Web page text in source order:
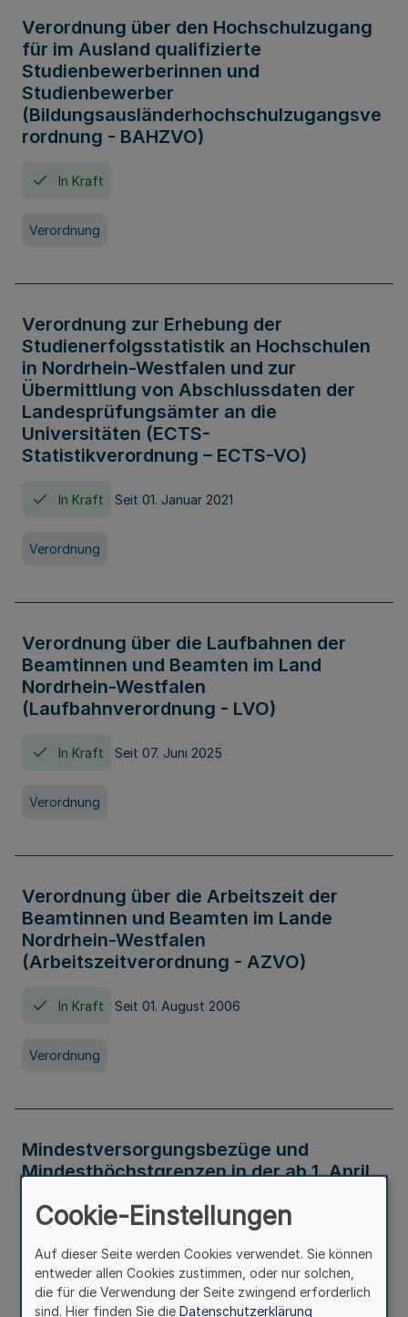
Verordnung über den Hochschulzugang
für im Ausland qualifizierte
Studienbewerberinnen und
Studienbewerber
(Bildungsausländerhochschulzugangsve
rordnung - BAHZVO)
In Kraft
Verordnung
Verordnung zur Erhebung der
Studienerfolgsstatistik an Hochschulen
in Nordrhein-Westfalen und zur
Übermittlung von Abschlussdaten der
Landesprüfungsämter an die
Universitäten (ECTS-
Statistikverordnung – ECTS-VO)
In Kraft Seit 01. Januar 2021
Verordnung
Verordnung über die Laufbahnen der
Beamtinnen und Beamten im Land
Nordrhein-Westfalen
(Laufbahnverordnung - LVO)
In Kraft Seit 07. Juni 2025
Verordnung
Verordnung über die Arbeitszeit der
Beamtinnen und Beamten im Lande
Nordrhein-Westfalen
(Arbeitszeitverordnung - AZVO)
In Kraft Seit 01. August 2006
Verordnung
Mindestversorgungsbezüge und
Mindesthöchstgrenzen in der ab 1. April
Verwaltungsvorschrift
Cookie-Einstellungen
Auf dieser Seite werden Cookies verwendet. Sie können
entweder allen Cookies zustimmen, oder nur solchen,
die für die Verwendung der Seite zwingend erforderlich
sind. Hier finden Sie die Datenschutzerklärung